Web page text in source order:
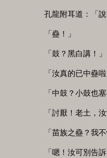
孔龍附耳道：「說
「蠱！」
「鼓？黑白講！」
「汝真的已中蠱啦
「中鼓？小鼓也塞
「討厭！老土，汝
「苗族之蠱？我不
「嗯！汝可別告訴